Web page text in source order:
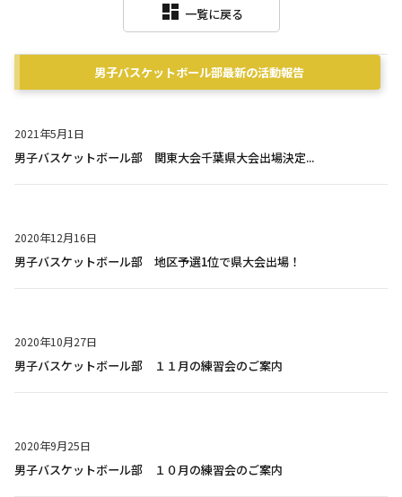
dashboard 一覧に戻る
男子バスケットボール部最新の活動報告
2021年5月1日
男子バスケットボール部 関東大会千葉県大会出場決定...
2020年12月16日
男子バスケットボール部 地区予選1位で県大会出場！
2020年10月27日
男子バスケットボール部 １１月の練習会のご案内
2020年9月25日
男子バスケットボール部 １０月の練習会のご案内